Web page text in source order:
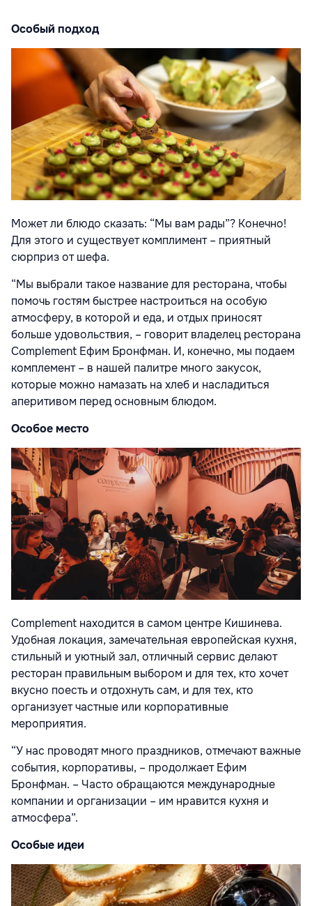
Особый подход
Может ли блюдо сказать: “Мы вам рады”? Конечно!
Для этого и существует комплимент – приятный
сюрприз от шефа.
“Мы выбрали такое название для ресторана, чтобы
помочь гостям быстрее настроиться на особую
атмосферу, в которой и еда, и отдых приносят
больше удовольствия, – говорит владелец ресторана
Complement Ефим Бронфман. И, конечно, мы подаем
комплемент – в нашей палитре много закусок,
которые можно намазать на хлеб и насладиться
аперитивом перед основным блюдом.
Особое место
Complement находится в самом центре Кишинева.
Удобная локация, замечательная европейская кухня,
стильный и уютный зал, отличный сервис делают
ресторан правильным выбором и для тех, кто хочет
вкусно поесть и отдохнуть сам, и для тех, кто
организует частные или корпоративные
мероприятия.
“У нас проводят много праздников, отмечают важные
события, корпоративы, – продолжает Ефим
Бронфман. – Часто обращаются международные
компании и организации – им нравится кухня и
атмосфера”.
Особые идеи